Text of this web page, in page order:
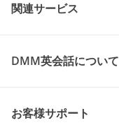
関連サービス
DMM英会話について
お客様サポート